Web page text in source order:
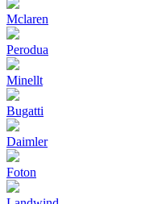
Mclaren
Perodua
Minellt
Bugatti
Daimler
Foton